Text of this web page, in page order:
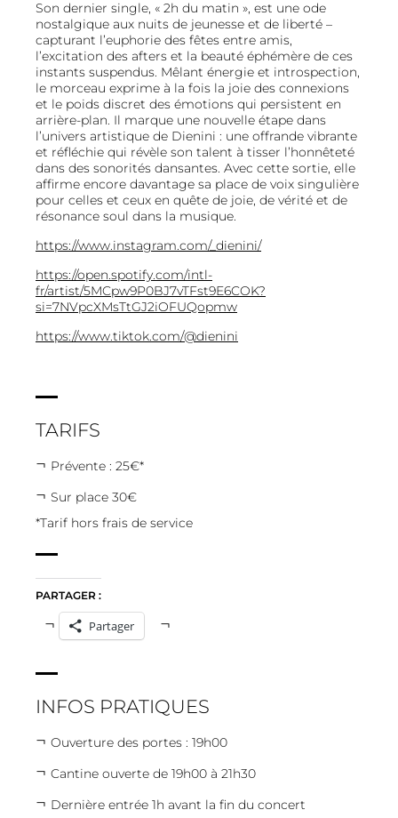
Son dernier single, « 2h du matin », est une ode
nostalgique aux nuits de jeunesse et de liberté –
capturant l’euphorie des fêtes entre amis,
l’excitation des afters et la beauté éphémère de ces
instants suspendus. Mêlant énergie et introspection,
le morceau exprime à la fois la joie des connexions
et le poids discret des émotions qui persistent en
arrière-plan. Il marque une nouvelle étape dans
l’univers artistique de Dienini : une offrande vibrante
et réfléchie qui révèle son talent à tisser l’honnêteté
dans des sonorités dansantes. Avec cette sortie, elle
affirme encore davantage sa place de voix singulière
pour celles et ceux en quête de joie, de vérité et de
résonance soul dans la musique.
https://www.instagram.com/_dienini/
https://open.spotify.com/intl-
fr/artist/5MCpw9P0BJ7vTFst9E6COK?
si=7NVpcXMsTtGJ2iOFUQopmw
https://www.tiktok.com/@dienini
TARIFS
Prévente : 25€*
Sur place 30€
*Tarif hors frais de service
PARTAGER :
Partager
INFOS PRATIQUES
Ouverture des portes : 19h00
Cantine ouverte de 19h00 à 21h30
Dernière entrée 1h avant la fin du concert